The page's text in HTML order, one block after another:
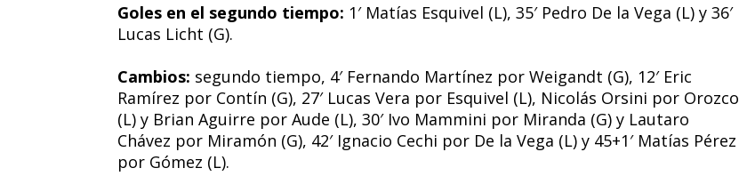
Goles en el segundo tiempo: 1′ Matías Esquivel (L), 35′ Pedro De la Vega (L) y 36′
Lucas Licht (G).
Cambios: segundo tiempo, 4′ Fernando Martínez por Weigandt (G), 12′ Eric
Ramírez por Contín (G), 27′ Lucas Vera por Esquivel (L), Nicolás Orsini por Orozco
(L) y Brian Aguirre por Aude (L), 30′ Ivo Mammini por Miranda (G) y Lautaro
Chávez por Miramón (G), 42′ Ignacio Cechi por De la Vega (L) y 45+1′ Matías Pérez
por Gómez (L).